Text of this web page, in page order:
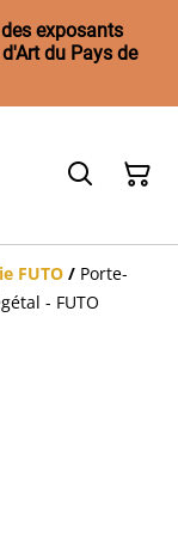
exposants
du Pays de
FUTO / Porte-
- FUTO